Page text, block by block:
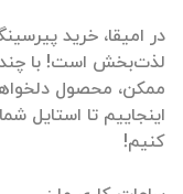
در امیقا، خرید
لذت‌بخش است! با
ممکن، محصول
اینجاییم تا استایل